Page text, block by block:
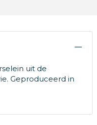
uit de
Geproduceerd in